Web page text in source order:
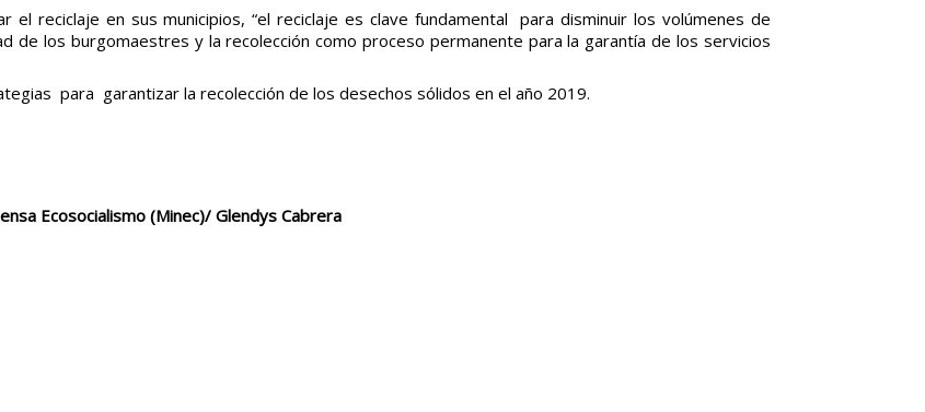
el reciclaje en sus municipios, “el reciclaje es clave fundamental para disminuir los volúmenes de
de los burgomaestres y la recolección como proceso permanente para la garantía de los servicios
para garantizar la recolección de los desechos sólidos en el año 2019.
Ecosocialismo (Minec)/ Glendys Cabrera